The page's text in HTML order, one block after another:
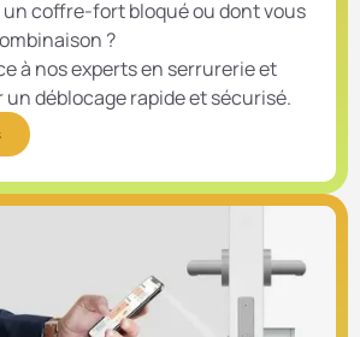
un coffre-fort bloqué ou dont vous
?
à nos experts en serrurerie et
déblocage rapide et sécurisé.